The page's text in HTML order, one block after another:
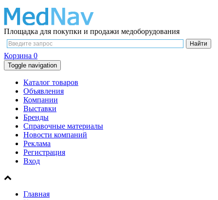
Площадка для покупки и продажи медоборудования
Корзина 0
Toggle navigation
Каталог товаров
Объявления
Компании
Выставки
Бренды
Справочные материалы
Новости компаний
Реклама
Регистрация
Вход
Главная